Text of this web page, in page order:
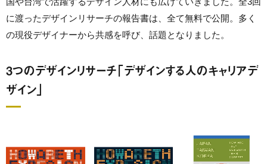
に渡ったデザインリサーチの報告書は、全て無料で公開。多く
の現役デザイナーから共感を呼び、話題となりました。
3つのデザインリサーチ「デザインする人のキャリアデ
ザイン」